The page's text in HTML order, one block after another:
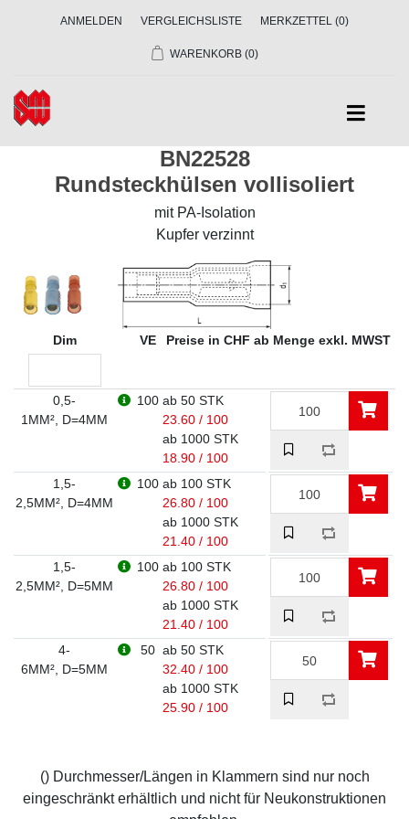
ANMELDEN VERGLEICHSLISTE MERKZETTEL (0)
WARENKORB (0)
BN22528
Rundsteckhülsen vollisoliert
mit PA-Isolation
Kupfer verzinnt
Dim VE Preise in CHF ab Menge exkl. MWST
0,5-
1MM², D=4MM
100 ab 50 STK
23.60 / 100
ab 1000 STK
18.90 / 100
1,5-
2,5MM², D=4MM
100 ab 100 STK
26.80 / 100
ab 1000 STK
21.40 / 100
1,5-
2,5MM², D=5MM
100 ab 100 STK
26.80 / 100
ab 1000 STK
21.40 / 100
4-
6MM², D=5MM
50 ab 50 STK
32.40 / 100
ab 1000 STK
25.90 / 100
() Durchmesser/Längen in Klammern sind nur noch
eingeschränkt erhältlich und nicht für Neukonstruktionen